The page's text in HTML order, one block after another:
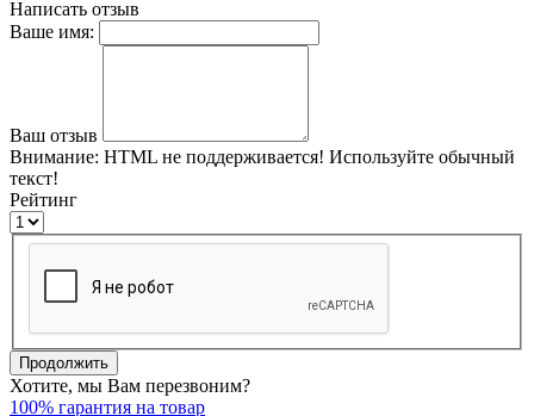
Написать отзыв
Ваше имя:
Ваш отзыв
Внимание: HTML не поддерживается! Используйте обычный
текст!
Рейтинг
Продолжить
Хотите, мы Вам перезвоним?
100% гарантия на товар